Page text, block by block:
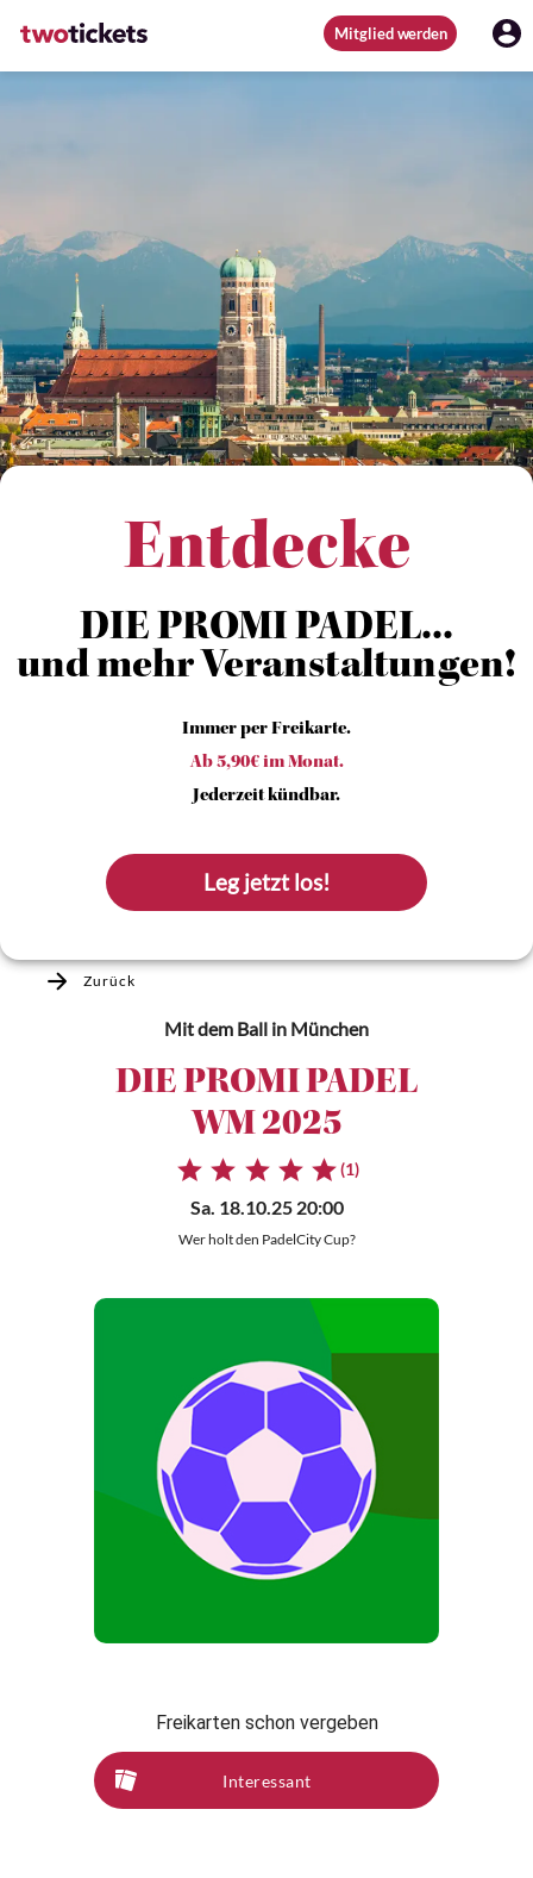
Mitglied werden
Entdecke
DIE PROMI PADEL...
und mehr Veranstaltungen!
Immer per Freikarte.
Ab 5,90€ im Monat.
Jederzeit kündbar.
Leg jetzt los!
Zurück
Mit dem Ball in München
DIE PROMI PADEL
WM 2025
(1)
Sa. 18.10.25 20:00
Wer holt den PadelCity Cup?
Freikarten schon vergeben
Interessant